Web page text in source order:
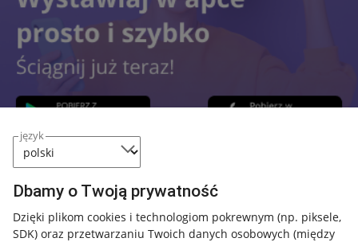
język
Dbamy o Twoją prywatność
Dzięki plikom cookies i technologiom pokrewnym (np. piksele,
SDK) oraz przetwarzaniu Twoich danych osobowych (między
Przydatne informacje
Jak to działa